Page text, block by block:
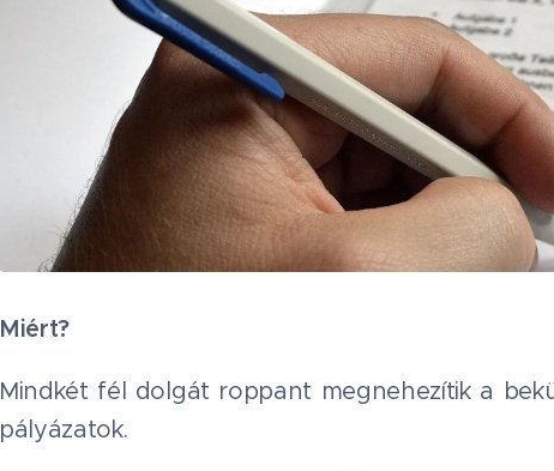
Miért?
Mindkét fél dolgát roppant megnehezítik a
pályázatok.